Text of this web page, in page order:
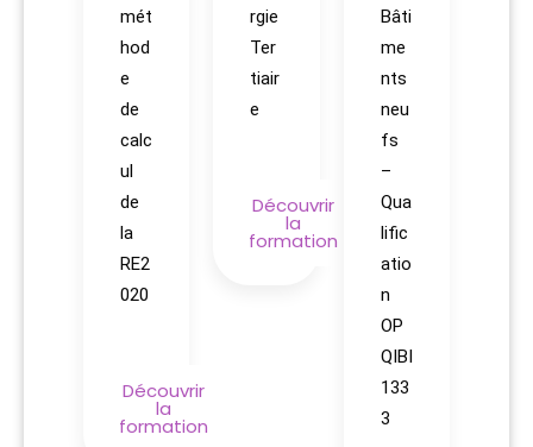
mét
hod
e
de
calc
ul
de
la
RE2
020
Découvrir
la
formation
rgie
Ter
tiair
e
Découvrir
la
formation
Bâti
me
nts
neu
fs
–
Qua
lific
atio
n
OP
QIBI
133
3